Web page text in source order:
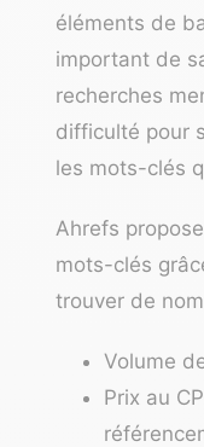
éléments de
important de
recherches
difficulté pour
les mots-clés
Ahrefs
mots-clés
trouver de
Volume
Prix au